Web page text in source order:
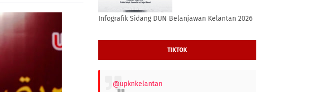
Infografik Sidang DUN Belanjawan Kelantan 2026
TIKTOK
@upknkelantan